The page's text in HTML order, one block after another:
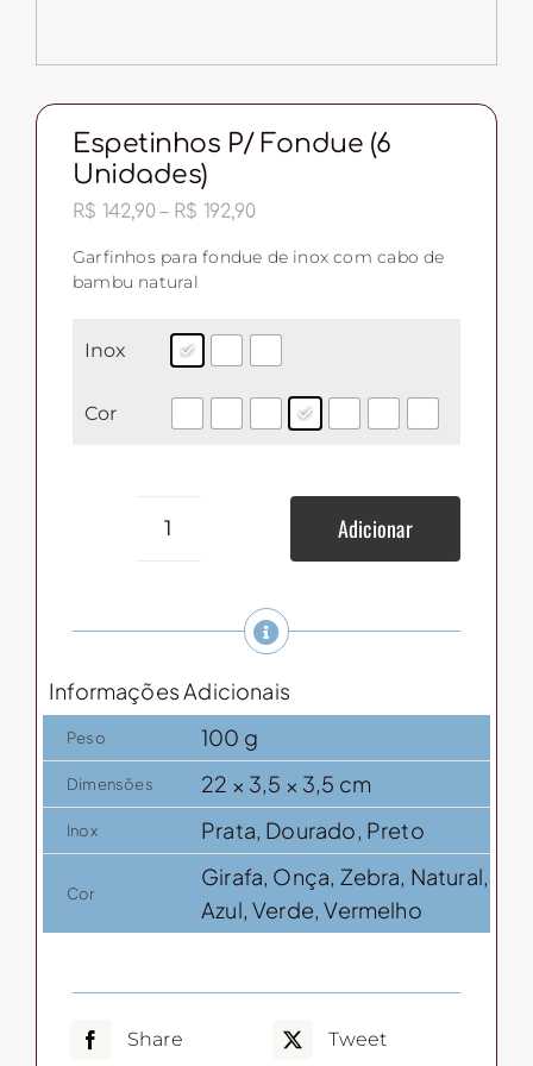
Espetinhos P/ Fondue (6
Unidades)
R$ 142,90 – R$ 192,90Faixa
preço:
R$ 142,90
Garfinhos para fondue de inox com cabo de
bambu natural
Inox
Cor
Espetinhos
(6
quantidade
Adicionar
Informações Adicionais
Peso 100 g
Dimensões 22 × 3,5 × 3,5 cm
Inox Prata, Dourado, Preto
Cor
Girafa, Onça, Zebra, Natural,
Azul, Verde, Vermelho
Share Tweet